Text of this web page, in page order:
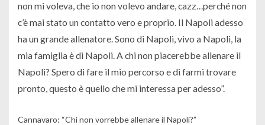
non mi voleva, che io non volevo andare, cazz…perché non
c’è mai stato un contatto vero e proprio. Il Napoli adesso
ha un grande allenatore. Sono di Napoli, vivo a Napoli, la
mia famiglia è di Napoli. A chi non piacerebbe allenare il
Napoli? Spero di fare il mio percorso e di farmi trovare
pronto, questo è quello che mi interessa per adesso”.
Cannavaro: “Chi non vorrebbe allenare il Napoli?”